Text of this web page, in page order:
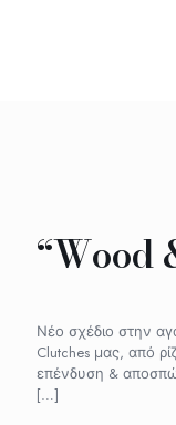
“Wood
Νέο σχέδιο στην
Clutches μας, από
επένδυση &
[…]